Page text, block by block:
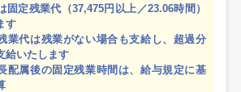
固定残業代（37,475円以上／23.06時間）
す
業代は残業がない場合も支給し、超過分
給いたします
配属後の固定残業時間は、給与規定に基